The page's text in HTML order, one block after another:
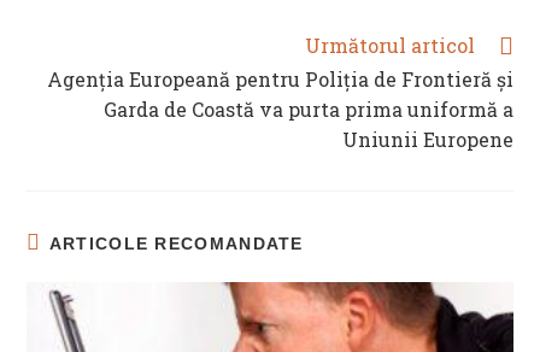
ARTICLES
Următorul articol
Agenţia Europeană pentru Poliţia de Frontieră şi
Garda de Coastă va purta prima uniformă a
Uniunii Europene
ARTICOLE RECOMANDATE